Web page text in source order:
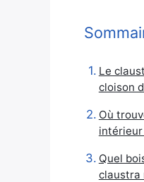
Le
cloison
Où
intérieur
Quel
claustra